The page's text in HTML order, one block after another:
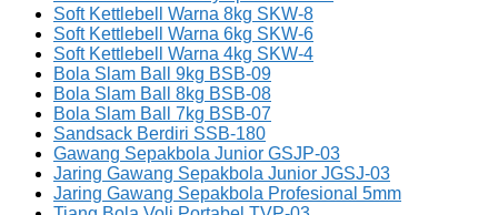
Soft Kettlebell Warna 8kg SKW-8
Soft Kettlebell Warna 6kg SKW-6
Soft Kettlebell Warna 4kg SKW-4
Bola Slam Ball 9kg BSB-09
Bola Slam Ball 8kg BSB-08
Bola Slam Ball 7kg BSB-07
Sandsack Berdiri SSB-180
Gawang Sepakbola Junior GSJP-03
Jaring Gawang Sepakbola Junior JGSJ-03
Jaring Gawang Sepakbola Profesional 5mm